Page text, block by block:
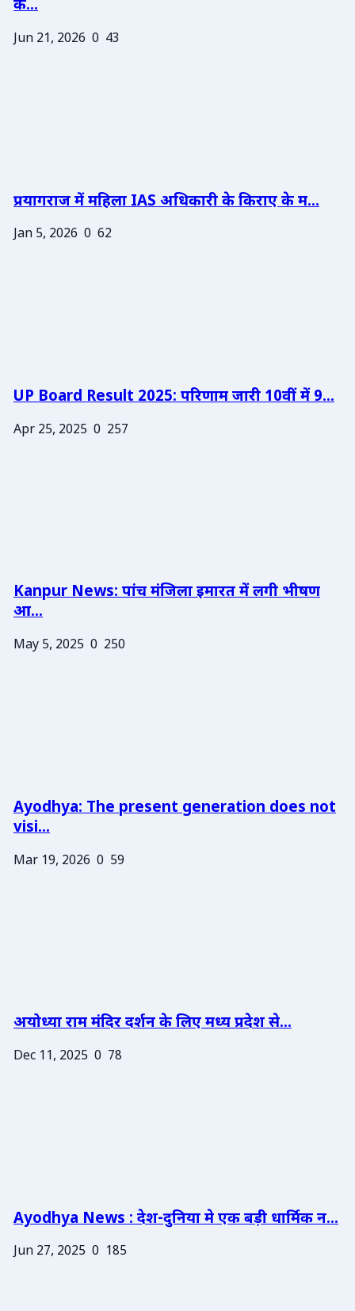
के...
Jun 21, 2026 0 43
प्रयागराज में महिला IAS अधिकारी के किराए के म...
Jan 5, 2026 0 62
UP Board Result 2025: परिणाम जारी 10वीं में 9...
Apr 25, 2025 0 257
Kanpur News: पांच मंजिला इमारत में लगी भीषण
आ...
May 5, 2025 0 250
Ayodhya: The present generation does not
visi...
Mar 19, 2026 0 59
अयोध्या राम मंदिर दर्शन के लिए मध्य प्रदेश से...
Dec 11, 2025 0 78
Ayodhya News : देश-दुनिया मे एक बड़ी धार्मिक न...
Jun 27, 2025 0 185